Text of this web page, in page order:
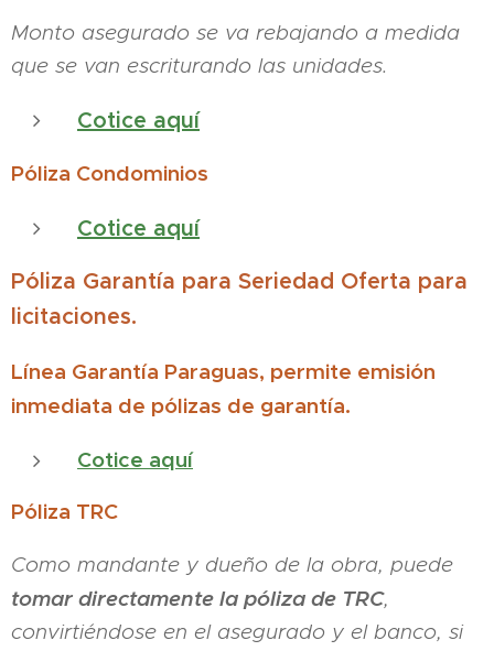
Monto asegurado se va rebajando a medida
que se van escriturando las unidades.
Cotice aquí
Póliza Condominios
Cotice aquí
Póliza Garantía para Seriedad Oferta para
licitaciones.
Línea Garantía Paraguas, permite emisión
inmediata de pólizas de garantía.
Cotice aquí
Póliza TRC
Como mandante y dueño de la obra, puede
tomar directamente la póliza de TRC,
convirtiéndose en el asegurado y el banco, si